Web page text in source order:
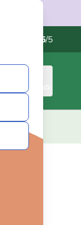
4.5/5
WINKELMAND
SALE